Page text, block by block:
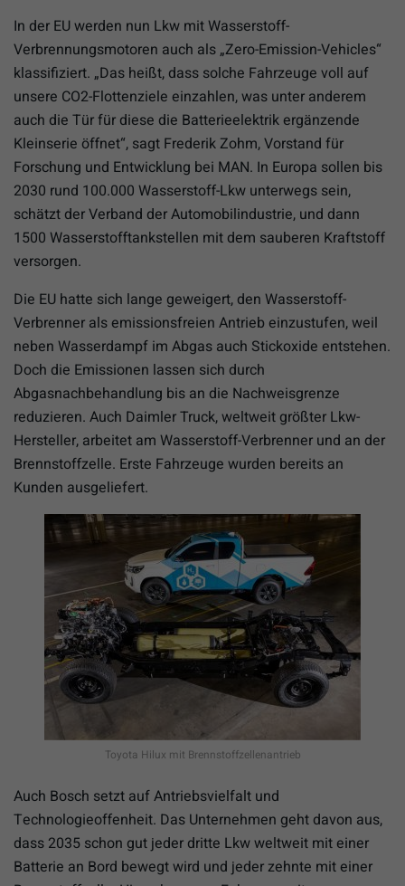
In der EU werden nun Lkw mit Wasserstoff-
Verbrennungsmotoren auch als „Zero-Emission-Vehicles“
klassifiziert. „Das heißt, dass solche Fahrzeuge voll auf
unsere CO2-Flottenziele einzahlen, was unter anderem
auch die Tür für diese die Batterieelektrik ergänzende
Kleinserie öffnet“, sagt Frederik Zohm, Vorstand für
Forschung und Entwicklung bei MAN. In Europa sollen bis
2030 rund 100.000 Wasserstoff-Lkw unterwegs sein,
schätzt der Verband der Automobilindustrie, und dann
1500 Wasserstofftankstellen mit dem sauberen Kraftstoff
versorgen.
Die EU hatte sich lange geweigert, den Wasserstoff-
Verbrenner als emissionsfreien Antrieb einzustufen, weil
neben Wasserdampf im Abgas auch Stickoxide entstehen.
Doch die Emissionen lassen sich durch
Abgasnachbehandlung bis an die Nachweisgrenze
reduzieren. Auch Daimler Truck, weltweit größter Lkw-
Hersteller, arbeitet am Wasserstoff-Verbrenner und an der
Brennstoffzelle. Erste Fahrzeuge wurden bereits an
Kunden ausgeliefert.
Toyota Hilux mit Brennstoffzellenantrieb
Auch Bosch setzt auf Antriebsvielfalt und
Technologieoffenheit. Das Unternehmen geht davon aus,
dass 2035 schon gut jeder dritte Lkw weltweit mit einer
Batterie an Bord bewegt wird und jeder zehnte mit einer